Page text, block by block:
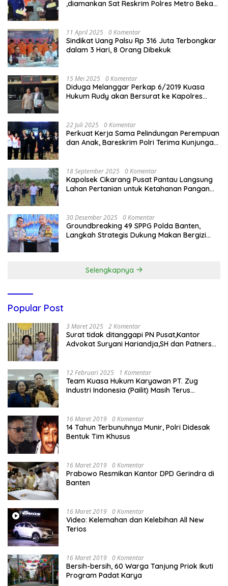
,diamankan Sat Reskrim Polres Metro Bekasi
11 April 2025 0 Komentar
Sindikat Uang Palsu Rp 316 Juta Terbongkar
dalam 3 Hari, 8 Orang Dibekuk
15 Mei 2025 0 Komentar
Diduga Melanggar Perkap 6/2019 Kuasa
Hukum Rudy akan Bersurat ke Kapolres
22 Juli 2025 0 Komentar
Perkuat Kerja Sama Pelindungan Perempuan
dan Anak, Bareskrim Polri Terima Kunjungan
18 September 2025 0 Komentar
Kapolsek Cikarang Pusat Pantau Langsung
Lahan Pertanian untuk Ketahanan Pangan
30 Desember 2025 0 Komentar
Groundbreaking 49 SPPG Polda Banten,
Langkah Strategis Dukung Makan Bergizi
Selengkapnya
Popular Post
3 Maret 2025 2 Komentar
Surat tidak ditanggapi PN Pusat,Kantor
Advokat Suryani Hariandja,SH dan Patners
12 Februari 2025 1 Komentar
Team Kuasa Hukum Karyawan PT. Zug
Industri Indonesia (Pailit) Masih Terus
16 Maret 2019 0 Komentar
14 Tahun Terbunuhnya Munir, Polri Didesak
Bentuk Tim Khusus
16 Maret 2019 0 Komentar
Prabowo Resmikan Kantor DPD Gerindra di
Banten
16 Maret 2019 0 Komentar
Video: Kelemahan dan Kelebihan All New
Terios
16 Maret 2019 0 Komentar
Bersih-bersih, 60 Warga Tanjung Priok Ikuti
Program Padat Karya